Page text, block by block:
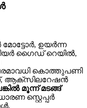
മോട്ടോർ, ഉയർന്ന
ഗൈഡ് റെയിൽ,
കൊത്തുപണി
ആക്സിലറേഷൻ
മൂന്ന് മടങ്ങ്
സ്റ്റെപ്പർ